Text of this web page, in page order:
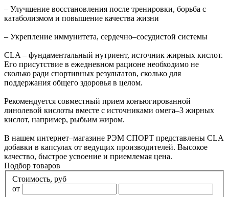
– Улучшение восстановления после тренировки, борьба с
катаболизмом и повышение качества жизни
– Укрепление иммунитета, сердечно–сосудистой системы
CLA – фундаментальный нутриент, источник жирных кислот.
Его присутствие в ежедневном рационе необходимо не
сколько ради спортивных результатов, сколько для
поддержания общего здоровья в целом.
Рекомендуется совместный прием конъюгированной
линолевой кислоты вместе с источниками омега–3 жирных
кислот, например, рыбьим жиром.
В нашем интернет–магазине РЭМ СПОРТ представлены CLA
добавки в капсулах от ведущих производителей. Высокое
качество, быстрое усвоение и приемлемая цена.
Подбор товаров
Стоимость, руб
от